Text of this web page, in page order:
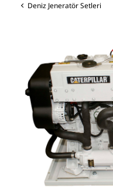
Deniz Jeneratör Setleri